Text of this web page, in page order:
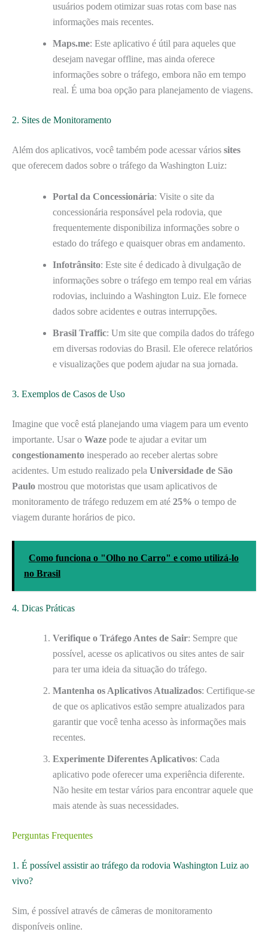
usuários podem otimizar suas rotas com base nas
informações mais recentes.
Maps.me: Este aplicativo é útil para aqueles que
desejam navegar offline, mas ainda oferece
informações sobre o tráfego, embora não em tempo
real. É uma boa opção para planejamento de viagens.
2. Sites de Monitoramento
Além dos aplicativos, você também pode acessar vários sites
que oferecem dados sobre o tráfego da Washington Luiz:
Portal da Concessionária: Visite o site da
concessionária responsável pela rodovia, que
frequentemente disponibiliza informações sobre o
estado do tráfego e quaisquer obras em andamento.
Infotrânsito: Este site é dedicado à divulgação de
informações sobre o tráfego em tempo real em várias
rodovias, incluindo a Washington Luiz. Ele fornece
dados sobre acidentes e outras interrupções.
Brasil Traffic: Um site que compila dados do tráfego
em diversas rodovias do Brasil. Ele oferece relatórios
e visualizações que podem ajudar na sua jornada.
3. Exemplos de Casos de Uso
Imagine que você está planejando uma viagem para um evento
importante. Usar o Waze pode te ajudar a evitar um
congestionamento inesperado ao receber alertas sobre
acidentes. Um estudo realizado pela Universidade de São
Paulo mostrou que motoristas que usam aplicativos de
monitoramento de tráfego reduzem em até 25% o tempo de
viagem durante horários de pico.
Como funciona o "Olho no Carro" e como utilizá-lo
no Brasil
4. Dicas Práticas
Verifique o Tráfego Antes de Sair: Sempre que
possível, acesse os aplicativos ou sites antes de sair
para ter uma ideia da situação do tráfego.
Mantenha os Aplicativos Atualizados: Certifique-se
de que os aplicativos estão sempre atualizados para
garantir que você tenha acesso às informações mais
recentes.
Experimente Diferentes Aplicativos: Cada
aplicativo pode oferecer uma experiência diferente.
Não hesite em testar vários para encontrar aquele que
mais atende às suas necessidades.
Perguntas Frequentes
1. É possível assistir ao tráfego da rodovia Washington Luiz ao
vivo?
Sim, é possível através de câmeras de monitoramento
disponíveis online.